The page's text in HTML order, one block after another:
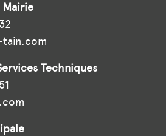
Techniques